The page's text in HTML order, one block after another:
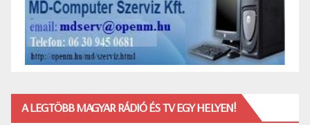
A LEGTÖBB MAGYAR RÁDIÓ ÉS TV EGY HELYEN!